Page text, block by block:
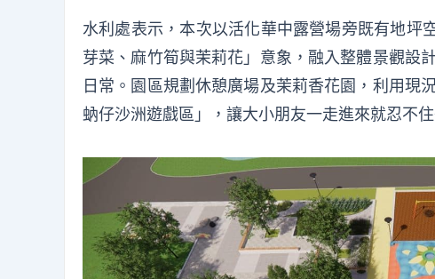
水利處表示，本次以活化華中露營場旁既有地
芽菜、麻竹筍與茉莉花」意象，融入整體景觀設
日常。園區規劃休憩廣場及茉莉香花園，利用現
蚋仔沙洲遊戲區」，讓大小朋友一走進來就忍不住